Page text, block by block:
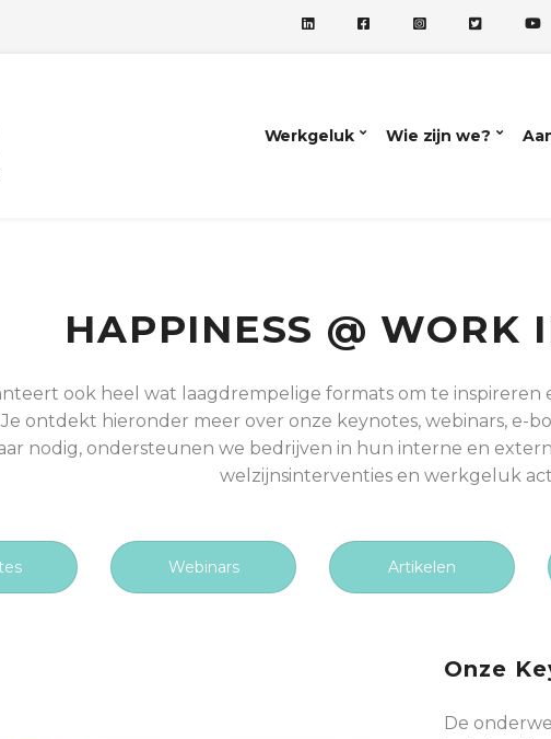
Werkgeluk Wie zijn we?
HAPPINESS @ WORK
ook heel wat laagdrempelige formats om te
Je ontdekt hieronder meer over onze keynotes, webinars, e-
nodig, ondersteunen we bedrijven in hun interne en
welzijnsinterventies en werkgeluk
Webinars Artikelen
Onze
De